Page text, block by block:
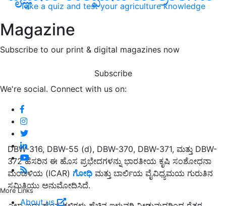
Take a quiz and test your agriculture knowledge
Magazine
Subscribe to our print & digital magazines now
Subscribe
We're social. Connect with us on:
More Links
About us
DBW-316, DBW-55 (d), DBW-370, DBW-371, ಮತ್ತು DBW-
372 ಹೆಸರಿನ ಈ ಹೊಸ ಪ್ರಭೇದಗಳನ್ನು ಭಾರತೀಯ ಕೃಷಿ ಸಂಶೋಧನಾ
ಮಂಡಳಿಯ (ICAR) ಗೋಧಿ ಮತ್ತು ಬಾರ್ಲಿಯ ವೈವಿಧ್ಯಮಯ ಗುರುತಿನ
ಸಮಿತಿಯು ಅನುಮೋದಿಸಿದೆ.